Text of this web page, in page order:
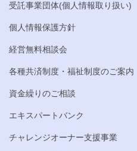
受託事業団体(個人情報取り扱い)
個人情報保護方針
経営無料相談会
各種共済制度・福祉制度のご案内
資金繰りのご相談
エキスパートバンク
チャレンジオーナー支援事業